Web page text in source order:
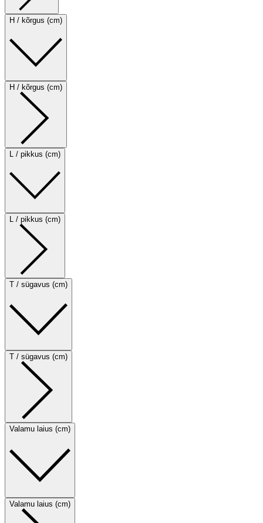
H / kõrgus (cm)
H / kõrgus (cm)
L / pikkus (cm)
L / pikkus (cm)
T / sügavus (cm)
T / sügavus (cm)
Valamu laius (cm)
Valamu laius (cm)